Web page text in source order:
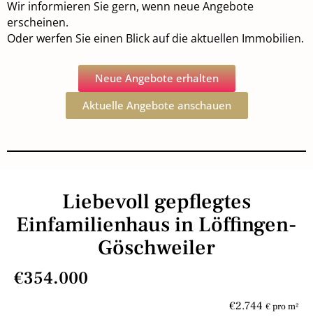
Wir informieren Sie gern, wenn neue Angebote
erscheinen.
Oder werfen Sie einen Blick auf die aktuellen Immobilien.
Neue Angebote erhalten
Aktuelle Angebote anschauen
Liebevoll gepflegtes
Einfamilienhaus in Löffingen-
Göschweiler
€354.000
€2.744 € pro m²